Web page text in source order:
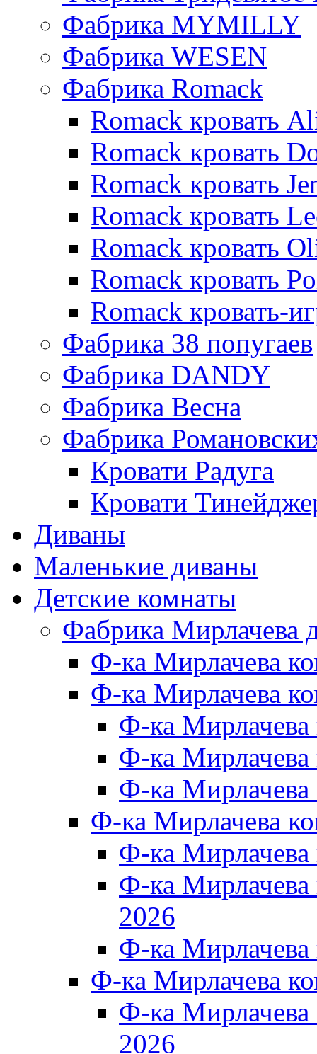
Фабрика MYMILLY
Фабрика WESEN
Фабрика Romack
Romack кровать
Romack кровать
Romack кровать
Romack кровать
Romack кровать
Romack кровать
Romack кровать-
Фабрика 38 попугаев
Фабрика DАNDY
Фабрика Весна
Фабрика
Кровати Радуга
Кровати
Диваны
Маленькие диваны
Детские комнаты
Фабрика Мирлачева
Ф-ка Мирлачева
Ф-ка Мирлачева
Ф-ка
Ф-ка Мирлачева
Ф-ка Мирлачева
Ф-ка Мирлачева
Ф-ка
Ф-ка
2026
Ф-ка
Ф-ка Мирлачева
Ф-ка
2026